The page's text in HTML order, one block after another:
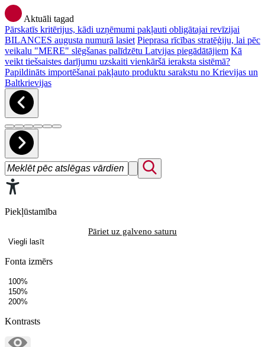
Aktuāli tagad
Pārskatīs kritērijus, kādi uzņēmumi pakļauti obligātajai revīzijai
BILANCES augusta numurā lasiet Pieprasa rīcības stratēģiju, lai pēc
veikalu "MERE" slēgšanas palīdzētu Latvijas piegādātājiem Kā
veikt tiešsaistes darījumu uzskaiti vienkāršā ieraksta sistēmā?
Papildināts importēšanai pakļauto produktu sarakstu no Krievijas un
Baltkrievijas
Piekļūstamība
Pāriet uz galveno saturu
Viegli lasīt
Fonta izmērs
100%
150%
200%
Kontrasts